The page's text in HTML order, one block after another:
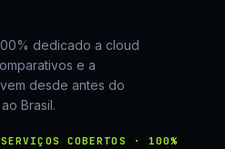
dedicado a cloud
e a
desde antes do
Brasil.
COBERTOS · 100%